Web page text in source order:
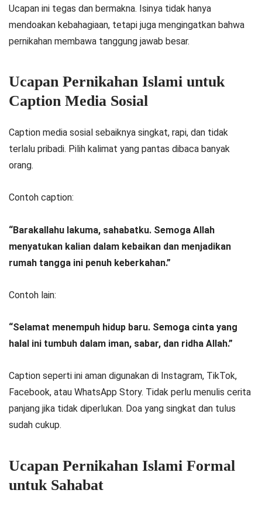
Ucapan ini tegas dan bermakna. Isinya tidak hanya
mendoakan kebahagiaan, tetapi juga mengingatkan bahwa
pernikahan membawa tanggung jawab besar.
Ucapan Pernikahan Islami untuk
Caption Media Sosial
Caption media sosial sebaiknya singkat, rapi, dan tidak
terlalu pribadi. Pilih kalimat yang pantas dibaca banyak
orang.
Contoh caption:
“Barakallahu lakuma, sahabatku. Semoga Allah
menyatukan kalian dalam kebaikan dan menjadikan
rumah tangga ini penuh keberkahan.”
Contoh lain:
“Selamat menempuh hidup baru. Semoga cinta yang
halal ini tumbuh dalam iman, sabar, dan ridha Allah.”
Caption seperti ini aman digunakan di Instagram, TikTok,
Facebook, atau WhatsApp Story. Tidak perlu menulis cerita
panjang jika tidak diperlukan. Doa yang singkat dan tulus
sudah cukup.
Ucapan Pernikahan Islami Formal
untuk Sahabat